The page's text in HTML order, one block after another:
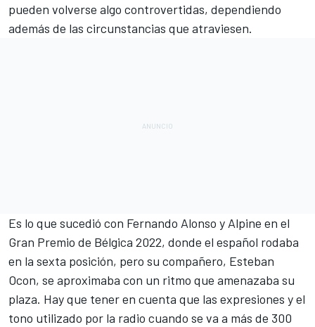
pueden volverse algo controvertidas, dependiendo
además de las circunstancias que atraviesen.
Es lo que sucedió con Fernando Alonso y Alpine en el
Gran Premio de Bélgica 2022, donde el español rodaba
en la sexta posición, pero su compañero, Esteban
Ocon, se aproximaba con un ritmo que amenazaba su
plaza. Hay que tener en cuenta que las expresiones y el
tono utilizado por la radio cuando se va a más de 300